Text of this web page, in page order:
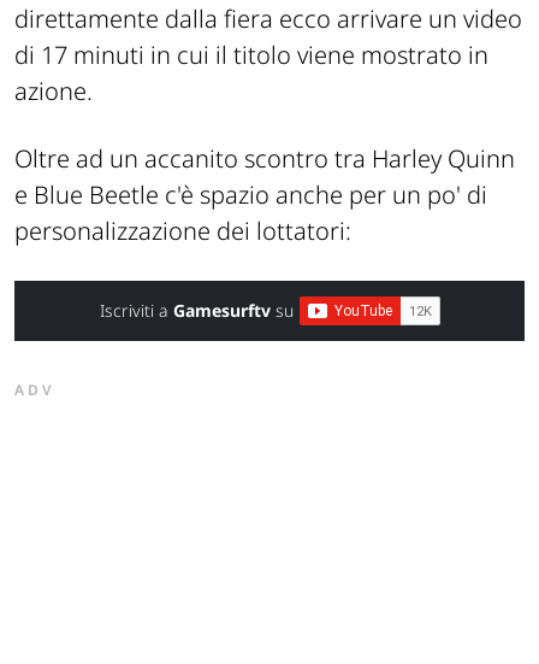
direttamente dalla fiera ecco arrivare un video
di 17 minuti in cui il titolo viene mostrato in
azione.
Oltre ad un accanito scontro tra Harley Quinn
e Blue Beetle c'è spazio anche per un po' di
personalizzazione dei lottatori:
Iscriviti a Gamesurftvsu
ADV